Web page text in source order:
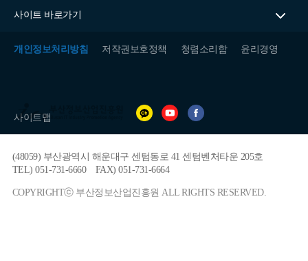
개인정보처리방침 저작권보호정책 청렴소리함 윤리경영
사이트맵
사이트 바로가기
부
정
산
업
흥
원
(48059) 부산광역시 해운대구 센텀동로 41 센텀벤처타운 205호
TEL) 051-731-6660
FAX) 051-731-6664
COPYRIGHTⓒ 부산정보산업진흥원 ALL RIGHTS RESERVED.